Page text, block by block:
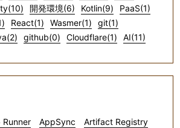
開発環境(6) Kotlin(9)
PaaS(1)
React(1) Wasmer(1)
git(1)
github(0) Cloudflare(1) AI(11)
Runner AppSync
Artifact Registry